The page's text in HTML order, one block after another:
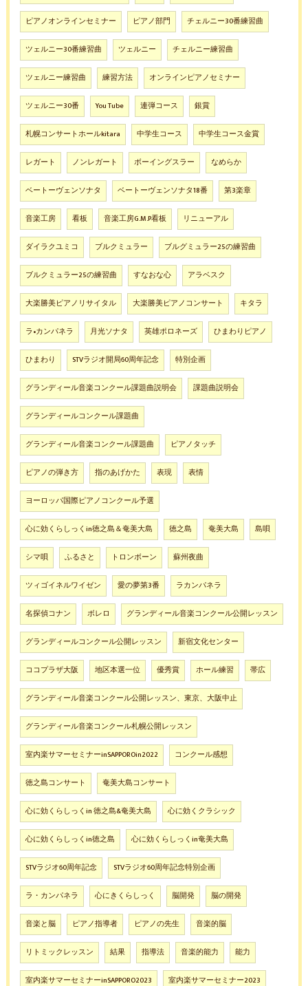
ピアノオンラインセミナー ピアノ部門 チェルニー30番練習曲
ツェルニー30番練習曲 ツェルニー チェルニー練習曲
ツェルニー練習曲 練習方法 オンラインピアノセミナー
ツェルニー30番 You Tube 連弾コース 銀賞
札幌コンサートホールkitara 中学生コース 中学生コース金賞
レガート ノンレガート ボーイングスラー なめらか
ベートーヴェンソナタ ベートーヴェンソナタ18番 第3楽章
音楽工房 看板 音楽工房G.M.P看板 リニューアル
ダイラクユミコ ブルクミュラー ブルグミュラー25の練習曲
ブルクミュラー25の練習曲 すなおな心 アラベスク
大楽勝美ピアノリサイタル 大楽勝美ピアノコンサート キタラ
ラ•カンパネラ 月光ソナタ 英雄ポロネーズ ひまわりピアノ
ひまわり STVラジオ開局60周年記念 特別企画
グランディール音楽コンクール課題曲説明会 課題曲説明会
グランディールコンクール課題曲
グランディール音楽コンクール課題曲 ピアノタッチ
ピアノの弾き方 指のあげかた 表現 表情
ヨーロッパ国際ピアノコンクール予選
心に効くらしっくin徳之島＆奄美大島 徳之島 奄美大島 島唄
シマ唄 ふるさと トロンボーン 蘇州夜曲
ツィゴイネルワイゼン 愛の夢第3番 ラカンパネラ
名探偵コナン ボレロ グランディール音楽コンクール公開レッスン
グランディールコンクール公開レッスン 新宿文化センター
ココプラザ大阪 地区本選一位 優秀賞 ホール練習 帯広
グランディール音楽コンクール公開レッスン、東京、大阪中止
グランディール音楽コンクール札幌公開レッスン
室内楽サマーセミナーinSAPPOROin2022 コンクール感想
徳之島コンサート 奄美大島コンサート
心に効くらしっくin 徳之島&奄美大島 心に効くクラシック
心に効くらしっくin徳之島 心に効くらしっくin奄美大島
STVラジオ60周年記念 STVラジオ60周年記念特別企画
ラ・カンパネラ 心にきくらしっく 脳開発 脳の開発
音楽と脳 ピアノ指導者 ピアノの先生 音楽的脳
リトミックレッスン 結果 指導法 音楽的能力 能力
室内楽サマーセミナーinSAPPORO2023 室内楽サマーセミナー2023